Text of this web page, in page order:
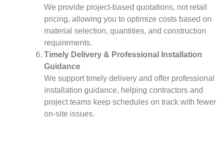
We provide project-based quotations, not retail
pricing, allowing you to optimize costs based on
material selection, quantities, and construction
requirements.
Timely Delivery & Professional Installation
Guidance
We support timely delivery and offer professional
installation guidance, helping contractors and
project teams keep schedules on track with fewer
on-site issues.